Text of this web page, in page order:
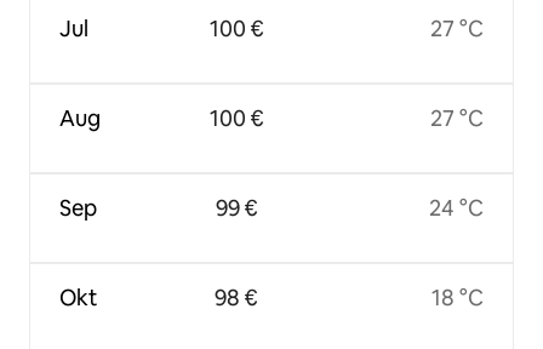
Jul
Aug
Sep
Okt
100 €
100 €
99 €
98 €
27 °C
27 °C
24 °C
18 °C